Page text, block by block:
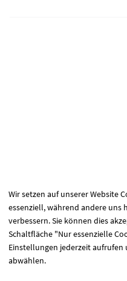
Wir setzen auf unserer Website
essenziell, während andere uns
verbessern. Sie können dies
Schaltfläche "Nur essenzielle
Einstellungen jederzeit aufrufen
abwählen.